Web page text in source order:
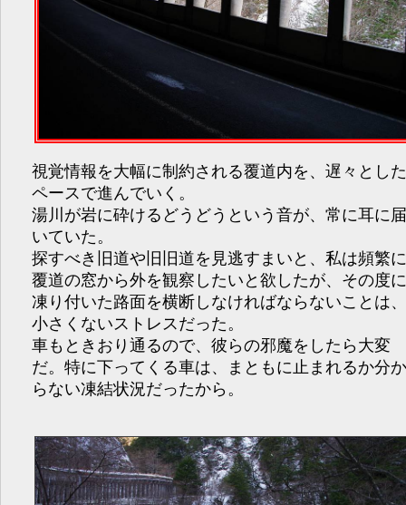
視覚情報を大幅に制約される覆道内を、遅々とし
ペースで進んでいく。
湯川が岩に砕けるどうどうという音が、常に耳に
いていた。
探すべき旧道や旧旧道を見逃すまいと、私は頻繁
覆道の窓から外を観察したいと欲したが、その度
凍り付いた路面を横断しなければならないことは
小さくないストレスだった。
車もときおり通るので、彼らの邪魔をしたら大変
だ。特に下ってくる車は、まともに止まれるか分
らない凍結状況だったから。